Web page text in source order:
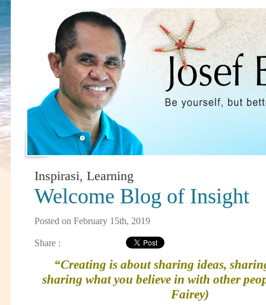
Inspirasi, Learning
Welcome Blog of Insight
Posted on February 15th, 2019
Share :
“Creating is about sharing ideas,
sharing what you believe in with other
Fairey)